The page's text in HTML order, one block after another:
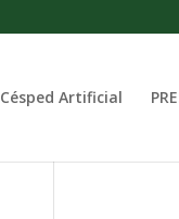
Césped Artificial